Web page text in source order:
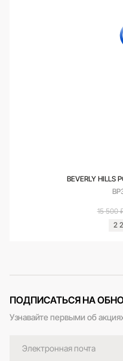
BEVERLY HILLS
15 500
2
ПОДПИСАТЬСЯ НА
Узнавайте первыми об